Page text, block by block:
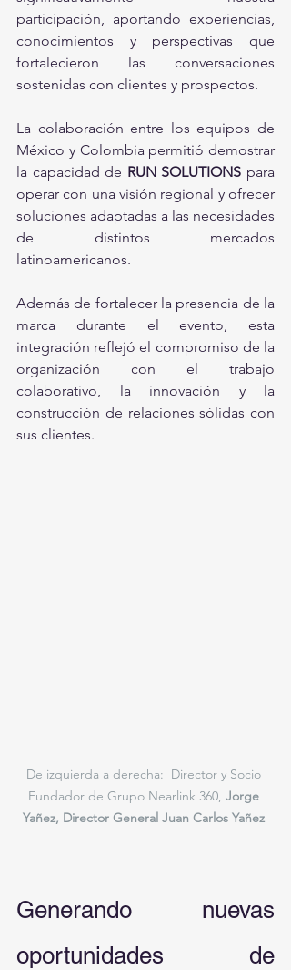
participación, aportando experiencias,
conocimientos y perspectivas que
fortalecieron las conversaciones
sostenidas con clientes y prospectos.
La colaboración entre los equipos de
México y Colombia permitió demostrar
la capacidad de RUN SOLUTIONS para
operar con una visión regional y ofrecer
soluciones adaptadas a las necesidades
de distintos mercados
latinoamericanos.
Además de fortalecer la presencia de la
marca durante el evento, esta
integración reflejó el compromiso de la
organización con el trabajo
colaborativo, la innovación y la
construcción de relaciones sólidas con
sus clientes.
De izquierda a derecha:  Director y Socio
Fundador de Grupo Nearlink 360, Jorge
Yañez, Director General Juan Carlos Yañez
Generando nuevas
oportunidades de